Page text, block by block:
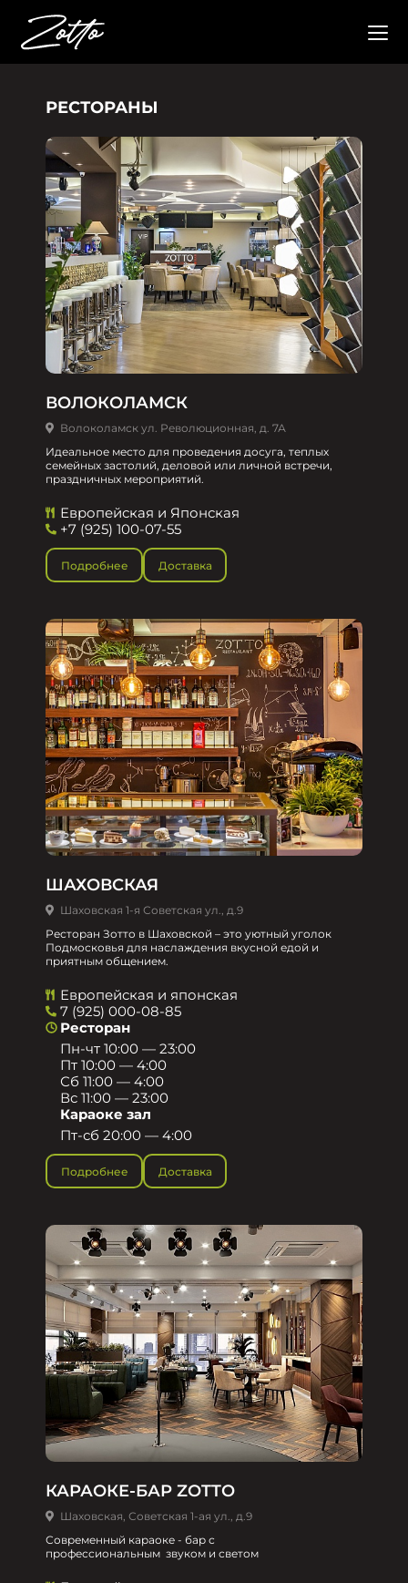
РЕСТОРАНЫ
ВОЛОКОЛАМСК
Волоколамск ул. Революционная, д. 7А
Идеальное место для проведения досуга, теплых
семейных застолий, деловой или личной встречи,
праздничных мероприятий.
Европейская и Японская
+7 (925) 100-07-55
Подробнее Доставка
ШАХОВСКАЯ
Шаховская 1-я Советская ул., д.9
Ресторан Зотто в Шаховской – это уютный уголок
Подмосковья для наслаждения вкусной едой и
приятным общением.​
Европейская и японская
7 (925) 000-08-85
Ресторан
Пн-чт 10:00 — 23:00
Пт 10:00 — 4:00
Сб 11:00 — 4:00
Вс 11:00 — 23:00
Караоке зал
Пт-сб 20:00 — 4:00
Подробнее Доставка
КАРАОКЕ-БАР ZOTTO
Шаховская, Советская 1-ая ул., д.9
Современный караоке - бар с
профессиональным звуком и светом